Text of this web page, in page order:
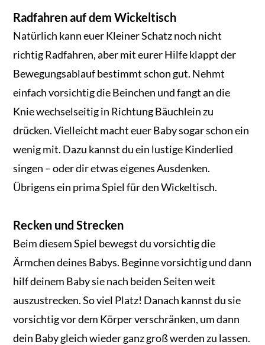
Radfahren auf dem Wickeltisch
Natürlich kann euer Kleiner Schatz noch nicht
richtig Radfahren, aber mit eurer Hilfe klappt der
Bewegungsablauf bestimmt schon gut. Nehmt
einfach vorsichtig die Beinchen und fangt an die
Knie wechselseitig in Richtung Bäuchlein zu
drücken. Vielleicht macht euer Baby sogar schon ein
wenig mit. Dazu kannst du ein lustige Kinderlied
singen – oder dir etwas eigenes Ausdenken.
Übrigens ein prima Spiel für den Wickeltisch.
Recken und Strecken
Beim diesem Spiel bewegst du vorsichtig die
Ärmchen deines Babys. Beginne vorsichtig und dann
hilf deinem Baby sie nach beiden Seiten weit
auszustrecken. So viel Platz! Danach kannst du sie
vorsichtig vor dem Körper verschränken, um dann
dein Baby gleich wieder ganz groß werden zu lassen.